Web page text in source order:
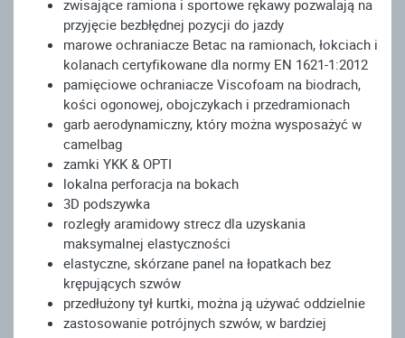
zwisające ramiona i sportowe rękawy pozwalają na
przyjęcie bezbłędnej pozycji do jazdy
marowe ochraniacze Betac na ramionach, łokciach i
kolanach certyfikowane dla normy EN 1621-1:2012
pamięciowe ochraniacze Viscofoam na biodrach,
kości ogonowej, obojczykach i przedramionach
garb aerodynamiczny, który można wysposażyć w
camelbag
zamki YKK & OPTI
lokalna perforacja na bokach
3D podszywka
rozległy aramidowy strecz dla uzyskania
maksymalnej elastyczności
elastyczne, skórzane panel na łopatkach bez
krępujących szwów
przedłużony tył kurtki, można ją używać oddzielnie
zastosowanie potrójnych szwów, w bardziej